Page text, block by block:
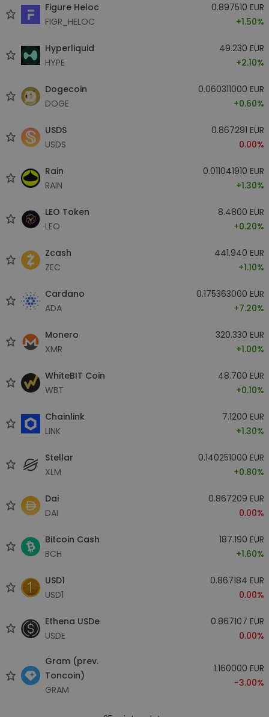
Figure Heloc
FIGR_HELOC
0.897510 EUR
+1.50%
Hyperliquid
HYPE
49.230 EUR
+2.10%
Dogecoin
DOGE
0.060311000 EUR
+0.60%
USDS
USDS
0.867291 EUR
0.00%
Rain
RAIN
0.011041910 EUR
+1.30%
LEO Token
LEO
8.4800 EUR
+0.20%
Zcash
ZEC
441.940 EUR
+1.10%
Cardano
ADA
0.175363000 EUR
+7.20%
Monero
XMR
320.330 EUR
+1.00%
WhiteBIT Coin
WBT
48.700 EUR
+0.10%
Chainlink
LINK
7.1200 EUR
+1.30%
Stellar
XLM
0.140251000 EUR
+0.80%
Dai
DAI
0.867209 EUR
0.00%
Bitcoin Cash
BCH
187.190 EUR
+1.60%
USD1
USD1
0.867184 EUR
0.00%
Ethena USDe
USDE
0.867107 EUR
0.00%
Gram (prev.
Toncoin)
GRAM
1.160000 EUR
-3.00%